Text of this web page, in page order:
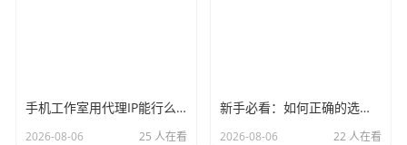
手机工作室用代理IP能行么？过来人的经验告诉你答案
2026-08-06 25 人在看
新手必看：如何正确的选择代理ip软件，别再交智商税了
2026-08-06 22 人在看